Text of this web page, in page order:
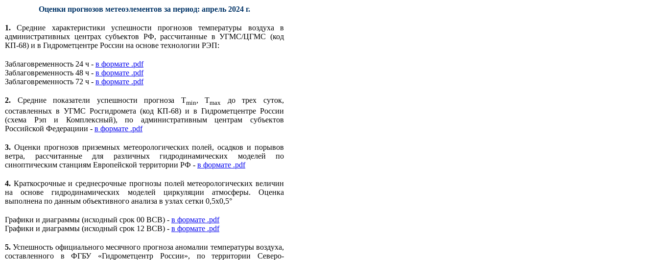
Оценки прогнозов метеоэлементов за период: апрель 2024 г.
1. Средние характеристики успешности прогнозов температуры воздуха в
административных центрах субъектов РФ, рассчитанные в УГМС/ЦГМС (код
КП-68) и в Гидрометцентре России на основе технологии РЭП:
Заблаговременность 24 ч - в формате .pdf
Заблаговременность 48 ч - в формате .pdf
Заблаговременность 72 ч - в формате .pdf
2. Средние показатели успешности прогноза Tmin, Tmax до трех суток,
составленных в УГМС Росгидромета (код КП-68) и в Гидрометцентре России
(схема Рэп и Комплексный), по административным центрам субъектов
Российской Федерациии - в формате .pdf
3. Оценки прогнозов приземных метеорологических полей, осадков и порывов
ветра, рассчитанные для различных гидродинамических моделей по
синоптическим станциям Европейской территории РФ - в формате .pdf
4. Краткосрочные и среднесрочные прогнозы полей метеорологических величин
на основе гидродинамических моделей циркуляции атмосферы. Оценка
выполнена по данным объективного анализа в узлах сетки 0,5x0,5°
Графики и диаграммы (исходный срок 00 ВСВ) - в формате .pdf
Графики и диаграммы (исходный срок 12 ВСВ) - в формате .pdf
5. Успешность официального месячного прогноза аномалии температуры воздуха,
составленного в ФГБУ «Гидрометцентр России», по территории Северо-